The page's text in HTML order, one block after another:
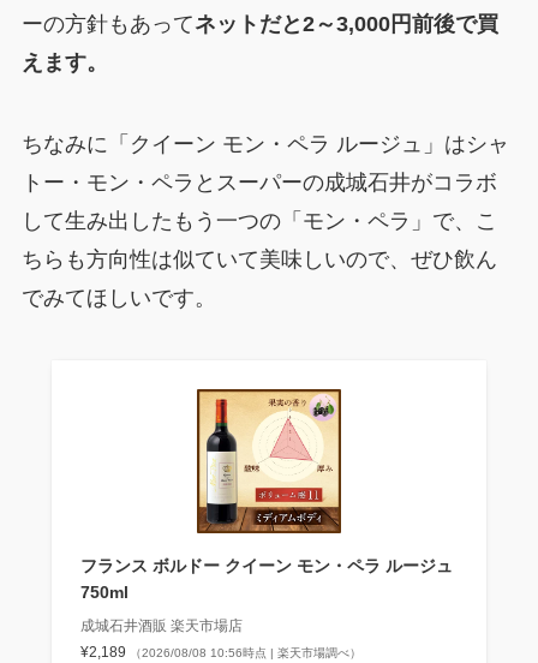
ーの方針もあってネットだと2～3,000円前後で買
えます。
ちなみに「クイーン モン・ペラ ルージュ」はシャ
トー・モン・ペラとスーパーの成城石井がコラボ
して生み出したもう一つの「モン・ペラ」で、こ
ちらも方向性は似ていて美味しいので、ぜひ飲ん
でみてほしいです。
フランス ボルドー クイーン モン・ペラ ルージュ
750ml
成城石井酒販 楽天市場店
¥2,189
（2026/08/08 10:56時点 | 楽天市場調べ）